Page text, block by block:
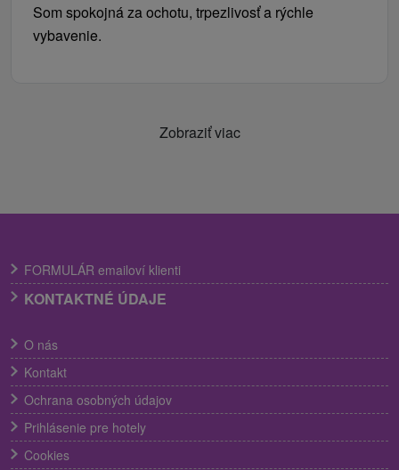
Som spokojná za ochotu, trpezlivosť a rýchle
vybavenie.
Zobraziť viac
FORMULÁR emailoví klienti
KONTAKTNÉ ÚDAJE
O nás
Kontakt
Ochrana osobných údajov
Prihlásenie pre hotely
Cookies